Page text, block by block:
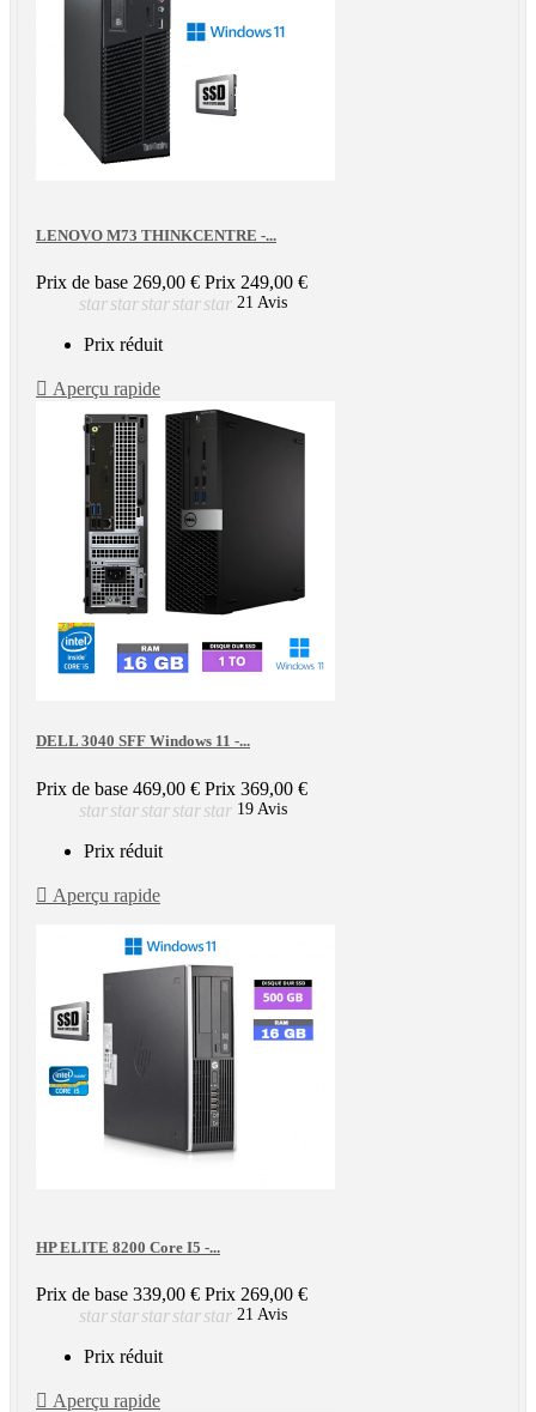
LENOVO M73 THINKCENTRE -...
Prix de base 269,00 € Prix 249,00 €
starstarstarstarstar 21 Avis
Prix réduit
 Aperçu rapide
DELL 3040 SFF Windows 11 -...
Prix de base 469,00 € Prix 369,00 €
starstarstarstarstar 19 Avis
Prix réduit
 Aperçu rapide
HP ELITE 8200 Core I5 -...
Prix de base 339,00 € Prix 269,00 €
starstarstarstarstar 21 Avis
Prix réduit
 Aperçu rapide